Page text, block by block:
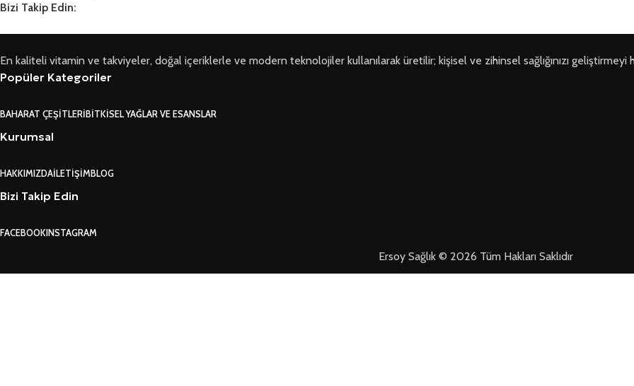
Bizi Takip Edin:
En kaliteli vitamin ve takviyeler, doğal içeriklerle ve modern teknolojiler kullanılarak üretilir; kişisel ve zihinsel sağlığınızı geliştirmeyi
Popüler Kategoriler
BAHARAT ÇEŞITLERIBITKISEL YAĞLAR VE ESANSLAR
Kurumsal
HAKKIMIZDAİLETIŞIMBLOG
Bizi Takip Edin
FACEBOOKINSTAGRAM
Ersoy Sağlık © 2026 Tüm Hakları Saklıdır